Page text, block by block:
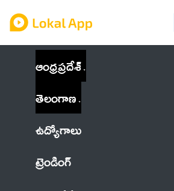
ఆంధ్రప్రదేశ్
తెలంగాణ
ఉద్యోగాలు
ట్రెండింగ్